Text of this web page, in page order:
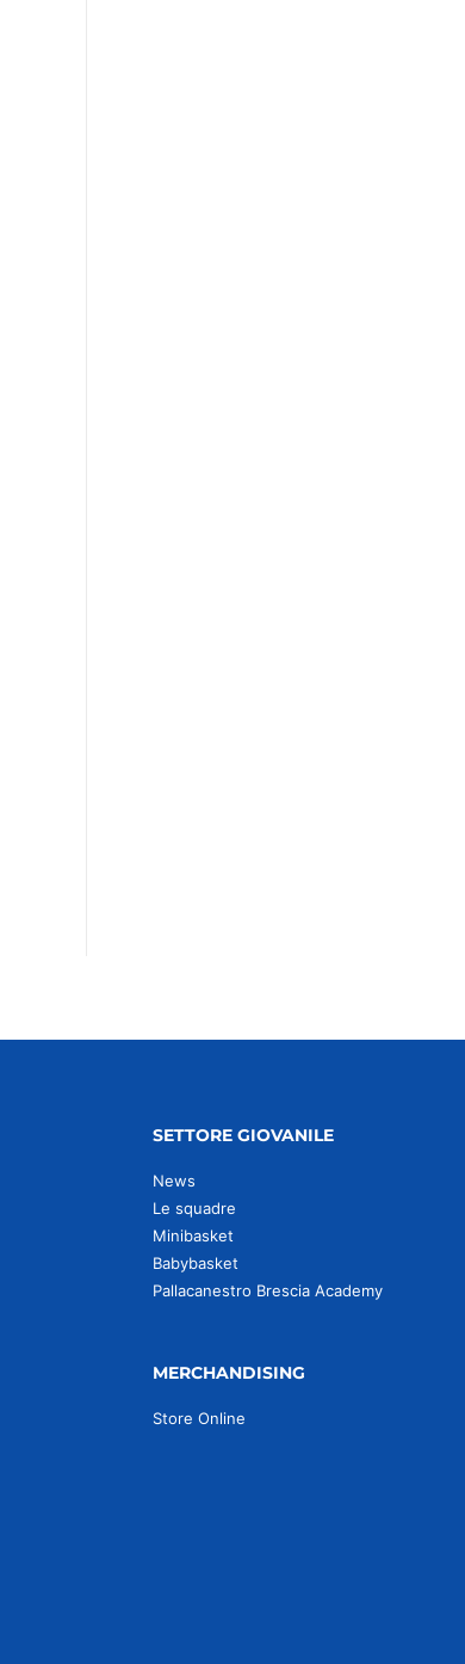
SETTORE GIOVANILE
News
Le squadre
Minibasket
Babybasket
Pallacanestro Brescia Academy
MERCHANDISING
Store Online